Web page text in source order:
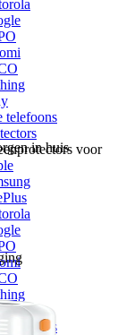
telefoons
voor
telefoons
in huis